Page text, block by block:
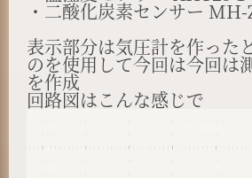
・二酸化炭素センサー MH-
表示部分は気圧計を作った
のを使用して今回は今回は
を作成
回路図はこんな感じで